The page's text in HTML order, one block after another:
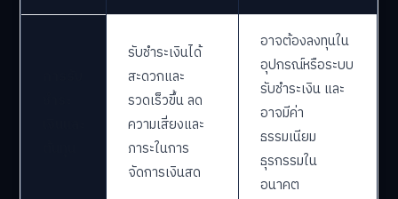
รับชำระเงินได้
สะดวกและ
รวดเร็วขึ้น ลด
ความเสี่ยงและ
ภาระในการ
จัดการเงินสด
อาจต้องลงทุนใน
อุปกรณ์หรือระบบ
รับชำระเงิน และ
อาจมีค่า
ธรรมเนียม
ธุรกรรมใน
อนาคต